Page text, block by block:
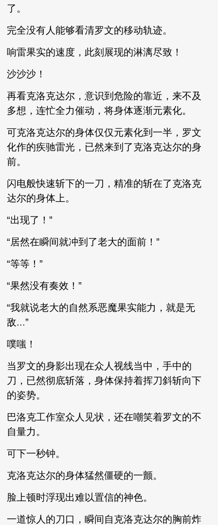
了。
完全没有人能够看清罗文的移动轨迹。
响雷果实的速度，此刻展现的淋漓尽致！
沙沙沙！
再看克洛克达尔，意识到危险的靠近，来不及
多想，连忙全力催动，将身体逐渐元素化。
可克洛克达尔的身体仅仅元素化到一半，罗文
化作的疾驰雷光，已然来到了克洛克达尔的身
前。
闪电般快速斩下的一刀，精准的斩在了克洛克
达尔的身体上。
“出现了！”
“居然在瞬间就冲到了老大的面前！”
“等等！”
“果然没有奏效！”
“我就说老大的自然系恶魔果实能力，就是无
敌...”
噗嗤！
当罗文的身影出现在众人视线当中，手中的
刀，已然彻底斩落，身体保持着挥刀斜斩向下
的姿势。
巴洛克工作室众人见状，还在嘲笑着罗文的不
自量力。
可下一秒钟。
克洛克达尔的身体猛然僵硬的一颤。
脸上顿时浮现出难以置信的神色。
一道惊人的刀口，瞬间自克洛克达尔的胸前炸